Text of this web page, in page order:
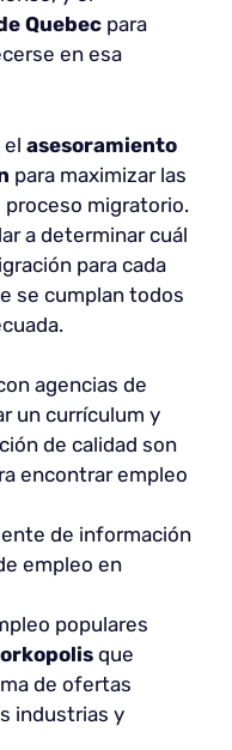
Quebec para
en esa
el asesoramiento
para maximizar las
migratorio.
a determinar cuál
para cada
se cumplan todos
agencias de
un currículum y
de calidad son
encontrar empleo
de información
empleo en
populares
que
de ofertas
industrias y